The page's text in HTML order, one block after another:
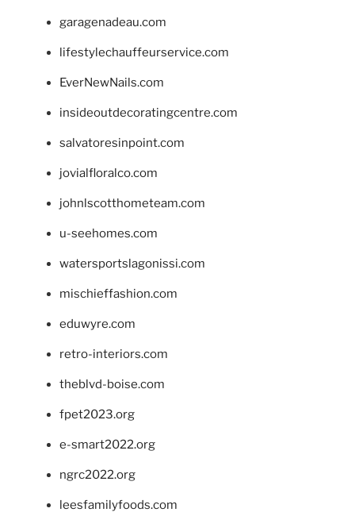
garagenadeau.com
lifestylechauffeurservice.com
EverNewNails.com
insideoutdecoratingcentre.com
salvatoresinpoint.com
jovialfloralco.com
johnlscotthometeam.com
u-seehomes.com
watersportslagonissi.com
mischieffashion.com
eduwyre.com
retro-interiors.com
theblvd-boise.com
fpet2023.org
e-smart2022.org
ngrc2022.org
leesfamilyfoods.com